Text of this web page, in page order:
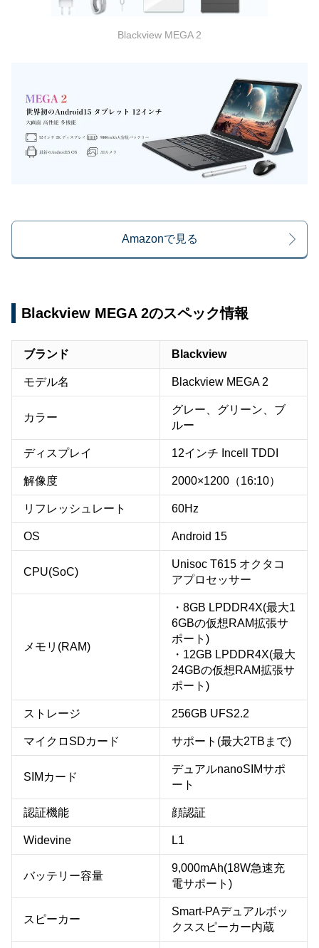
Blackview MEGA 2
Amazonで見る
Blackview MEGA 2のスペック情報
ブランド Blackview
モデル名 Blackview MEGA 2
カラー
グレー、グリーン、ブ
ルー
ディスプレイ 12インチ Incell TDDI
解像度 2000×1200（16:10）
リフレッシュレート 60Hz
OS Android 15
CPU(SoC)
Unisoc T615 オクタコ
アプロセッサー
メモリ(RAM)
・8GB LPDDR4X(最大1
6GBの仮想RAM拡張サ
ポート)
・12GB LPDDR4X(最大
24GBの仮想RAM拡張サ
ポート)
ストレージ 256GB UFS2.2
マイクロSDカード サポート(最大2TBまで)
SIMカード
デュアルnanoSIMサポ
ート
認証機能 顔認証
Widevine L1
バッテリー容量
9,000mAh(18W急速充
電サポート)
スピーカー
Smart-PAデュアルボッ
クススピーカー内蔵